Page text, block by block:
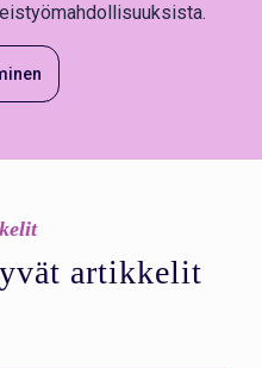
artikkelit